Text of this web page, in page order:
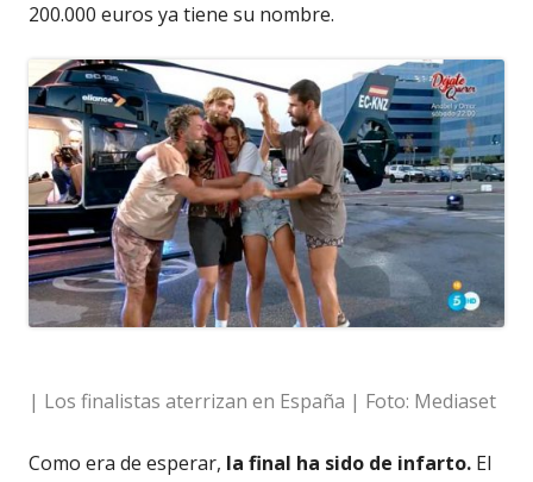
200.000 euros ya tiene su nombre.
| Los finalistas aterrizan en España | Foto: Mediaset
Como era de esperar, la final ha sido de infarto. El